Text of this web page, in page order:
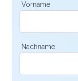
Vorname
Nachname